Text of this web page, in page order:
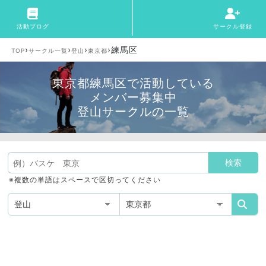
活動ブログ サークル登録
TOP›サークル一覧 ›登山 ›東京都›練馬区
東京都練馬区で活動している
メンバー募集中
登山サークルの一覧
※複数の単語はスペースで区切ってください